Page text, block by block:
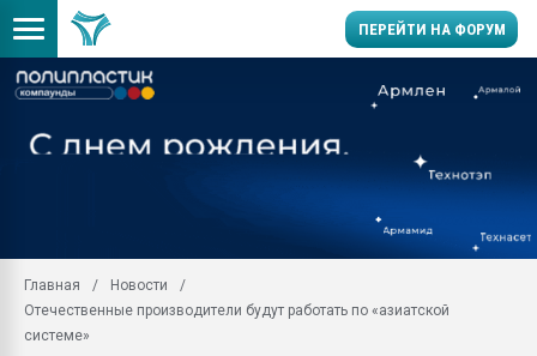
ПЕРЕЙТИ НА ФОРУМ
пластмасс
ситуацией на
Главная
Новости
Отечественные производители будут работать по «азиатской
системе»